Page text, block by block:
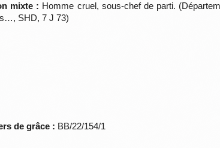
mixte : Homme cruel, sous-chef de parti.
SHD, 7 J 73)
de grâce : BB/22/154/1